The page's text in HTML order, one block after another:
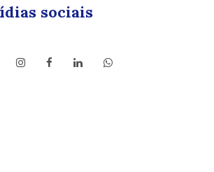
sociais